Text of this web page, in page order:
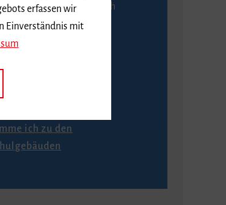
ist ausschließlich
möglich.
ich zu den
erfassen wir
Einverständnis mit